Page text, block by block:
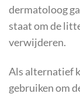
dermatoloog
staat om de
verwijderen.
Als alternatief
gebruiken om